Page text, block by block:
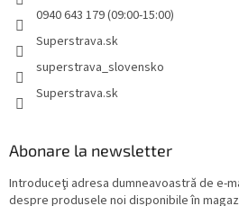
0940 643 179 (09:00-15:00)
Superstrava.sk
superstrava_slovensko
Superstrava.sk
Abonare la newsletter
Introduceţi adresa dumneavoastră de e-
despre produsele noi disponibile în